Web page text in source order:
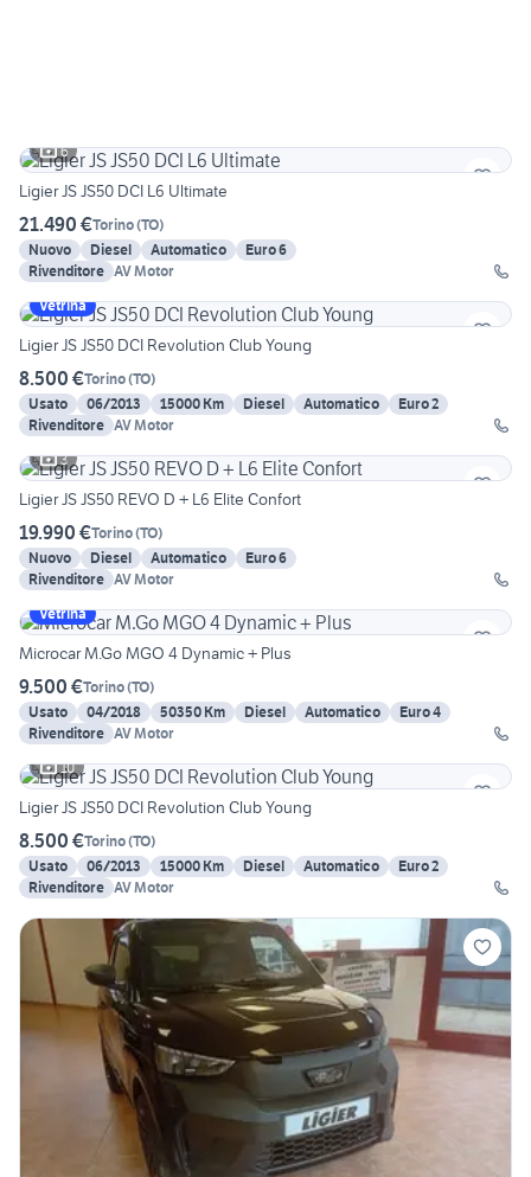
6
Ligier JS JS50 DCI L6 Ultimate
21.490 €Torino(TO)
Nuovo
Diesel Automatico
Euro 6
Rivenditore AV Motor
Vetrina
Ligier JS JS50 DCI Revolution Club Young
8.500 €Torino(TO)
Usato
06/2013 15000 Km Diesel Automatico
Euro 2
Rivenditore AV Motor
3
Ligier JS JS50 REVO D + L6 Elite Confort
19.990 €Torino(TO)
Nuovo
Diesel Automatico
Euro 6
Rivenditore AV Motor
Vetrina
Microcar M.Go MGO 4 Dynamic + Plus
9.500 €Torino(TO)
Usato
04/2018 50350 Km Diesel Automatico
Euro 4
Rivenditore AV Motor
10
Ligier JS JS50 DCI Revolution Club Young
8.500 €Torino(TO)
Usato
06/2013 15000 Km Diesel Automatico
Euro 2
Rivenditore AV Motor